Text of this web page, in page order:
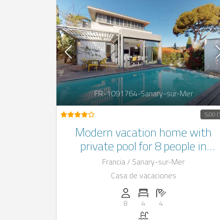
FR-1091764-Sanary-sur-Mer
5,00
Modern vacation home with
private pool for 8 people in
Sanary-sur-Mer, France
Francia / Sanary-sur-Mer
Casa de vacaciones
Personas (max.): 8
8
Numero de habitaciones:
4
Cantidad de baños:
4
Piscina